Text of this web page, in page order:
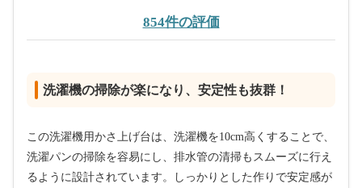
854件の評価
洗濯機の掃除が楽になり、安定性も抜群！
この洗濯機用かさ上げ台は、洗濯機を10cm高くすることで、
洗濯パンの掃除を容易にし、排水管の清掃もスムーズに行え
るように設計されています。しっかりとした作りで安定感が